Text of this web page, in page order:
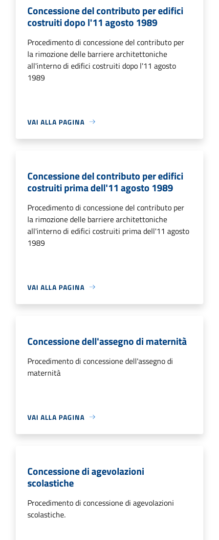
Concessione del contributo per edifici
costruiti dopo l'11 agosto 1989
Procedimento di concessione del contributo per
la rimozione delle barriere architettoniche
all'interno di edifici costruiti dopo l'11 agosto
1989
VAI ALLA PAGINA
Concessione del contributo per edifici
costruiti prima dell'11 agosto 1989
Procedimento di concessione del contributo per
la rimozione delle barriere architettoniche
all'interno di edifici costruiti prima dell'11 agosto
1989
VAI ALLA PAGINA
Concessione dell'assegno di maternità
Procedimento di concessione dell'assegno di
maternità
VAI ALLA PAGINA
Concessione di agevolazioni
scolastiche
Procedimento di concessione di agevolazioni
scolastiche.